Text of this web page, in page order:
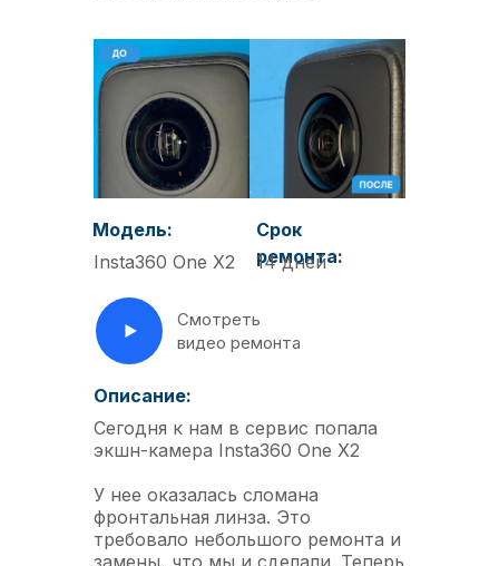
Описание:
Сегодня к нам в сервис попала
экшн-камера Insta360 One X2
У нее оказалась сломана
фронтальная линза. Это
требовало небольшого ремонта и
замены, что мы и сделали. Теперь
Модель:
Срок
ремонта:
14 дней
Insta360 One X2
Смотреть
видео ремонта